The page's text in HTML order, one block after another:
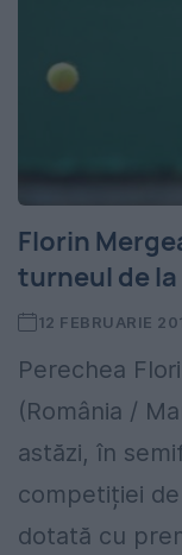
Florin
turneul de
12 FEBRUARIE
Perechea
(România /
astăzi, în
competiției
dotată cu